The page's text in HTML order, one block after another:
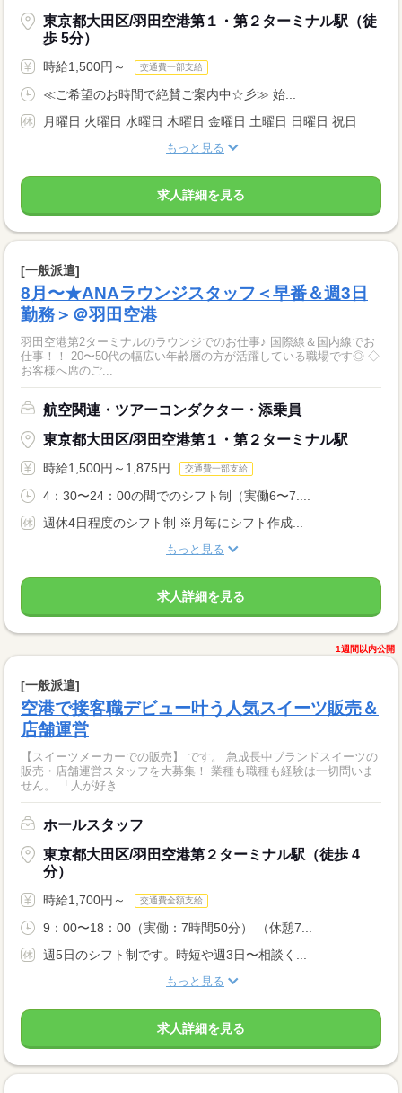
東京都大田区/羽田空港第１・第２ターミナル駅（徒
歩 5分）
時給1,500円～ 交通費一部支給
≪ご希望のお時間で絶賛ご案内中☆彡≫ 始...
月曜日 火曜日 水曜日 木曜日 金曜日 土曜日 日曜日 祝日
もっと見る
求人詳細を見る
[一般派遣]
8月〜★ANAラウンジスタッフ＜早番＆週3日
勤務＞＠羽田空港
羽田空港第2ターミナルのラウンジでのお仕事♪ 国際線＆国内線でお
仕事！！ 20〜50代の幅広い年齢層の方が活躍している職場です◎ ◇
お客様へ席のご...
航空関連・ツアーコンダクター・添乗員
東京都大田区/羽田空港第１・第２ターミナル駅
時給1,500円～1,875円 交通費一部支給
4：30〜24：00の間でのシフト制（実働6〜7....
週休4日程度のシフト制 ※月毎にシフト作成...
もっと見る
求人詳細を見る
1週間以内公開
[一般派遣]
空港で接客職デビュー叶う人気スイーツ販売＆
店舗運営
【スイーツメーカーでの販売】 です。 急成長中ブランドスイーツの
販売・店舗運営スタッフを大募集！ 業種も職種も経験は一切問いま
せん。 「人が好き...
ホールスタッフ
東京都大田区/羽田空港第２ターミナル駅（徒歩 4
分）
時給1,700円～ 交通費全額支給
9：00〜18：00（実働：7時間50分） （休憩7...
週5日のシフト制です。時短や週3日〜相談く...
もっと見る
求人詳細を見る